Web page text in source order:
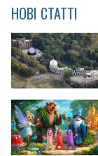
НОВІ СТАТТІ